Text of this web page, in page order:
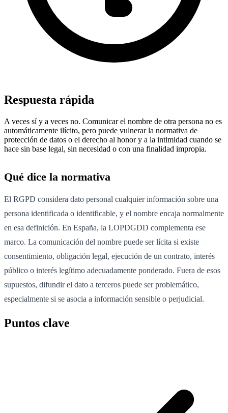
Respuesta rápida
A veces sí y a veces no. Comunicar el nombre de otra persona no es
automáticamente ilícito, pero puede vulnerar la normativa de
protección de datos o el derecho al honor y a la intimidad cuando se
hace sin base legal, sin necesidad o con una finalidad impropia.
Qué dice la normativa
El RGPD considera dato personal cualquier información sobre una
persona identificada o identificable, y el nombre encaja normalmente
en esa definición. En España, la LOPDGDD complementa ese
marco. La comunicación del nombre puede ser lícita si existe
consentimiento, obligación legal, ejecución de un contrato, interés
público o interés legítimo adecuadamente ponderado. Fuera de esos
supuestos, difundir el dato a terceros puede ser problemático,
especialmente si se asocia a información sensible o perjudicial.
Puntos clave